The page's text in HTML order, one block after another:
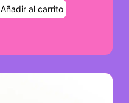
Añadir al carrito